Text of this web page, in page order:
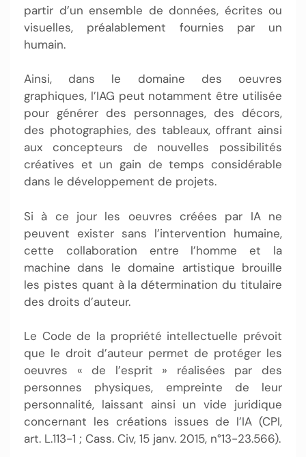
partir d’un ensemble de données, écrites ou
visuelles, préalablement fournies par un
humain.
Ainsi, dans le domaine des oeuvres
graphiques, l’IAG peut notamment être utilisée
pour générer des personnages, des décors,
des photographies, des tableaux, offrant ainsi
aux concepteurs de nouvelles possibilités
créatives et un gain de temps considérable
dans le développement de projets.
Si à ce jour les oeuvres créées par IA ne
peuvent exister sans l’intervention humaine,
cette collaboration entre l’homme et la
machine dans le domaine artistique brouille
les pistes quant à la détermination du titulaire
des droits d’auteur.
Le Code de la propriété intellectuelle prévoit
que le droit d’auteur permet de protéger les
oeuvres « de l’esprit » réalisées par des
personnes physiques, empreinte de leur
personnalité, laissant ainsi un vide juridique
concernant les créations issues de l’IA (CPI,
art. L.113-1 ; Cass. Civ, 15 janv. 2015, n°13-23.566).